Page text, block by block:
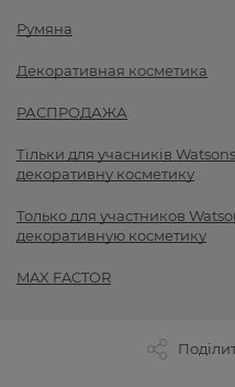
Румяна
Декоративная косметика
РАСПРОДАЖА
Тільки для учасників
декоративну косметику
Только для участников
декоративную косметику
MAX FACTOR